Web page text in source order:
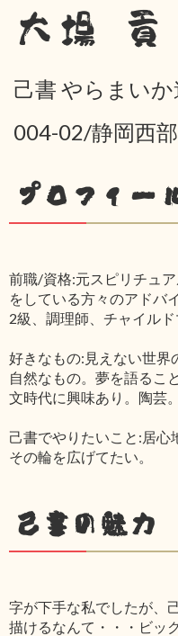
大場 貢
己書 やらまい
004-02/静岡西部
プロフィー
前職/資格:元スピリチュ
をしている方々のアドバ
2級、調理師、チャイルド
好きなもの:見えない世界
自然なもの。夢を語るこ
文時代に興味あり。陶芸。
己書でやりたいこと:居心
その輪を広げてたい。
己書の魅力
字が下手な私でしたが、
描けるなんて・・・ビッ